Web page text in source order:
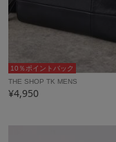
10％ポイントバック
THE SHOP TK MENS
¥4,950